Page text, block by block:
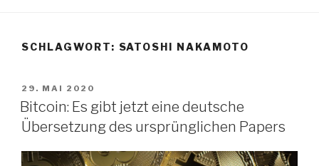
SCHLAGWORT: SATOSHI NAKAMOTO
VERÖFFENTLICHT
AM
29. MAI 2020
Bitcoin: Es gibt jetzt eine deutsche
Übersetzung des ursprünglichen Papers